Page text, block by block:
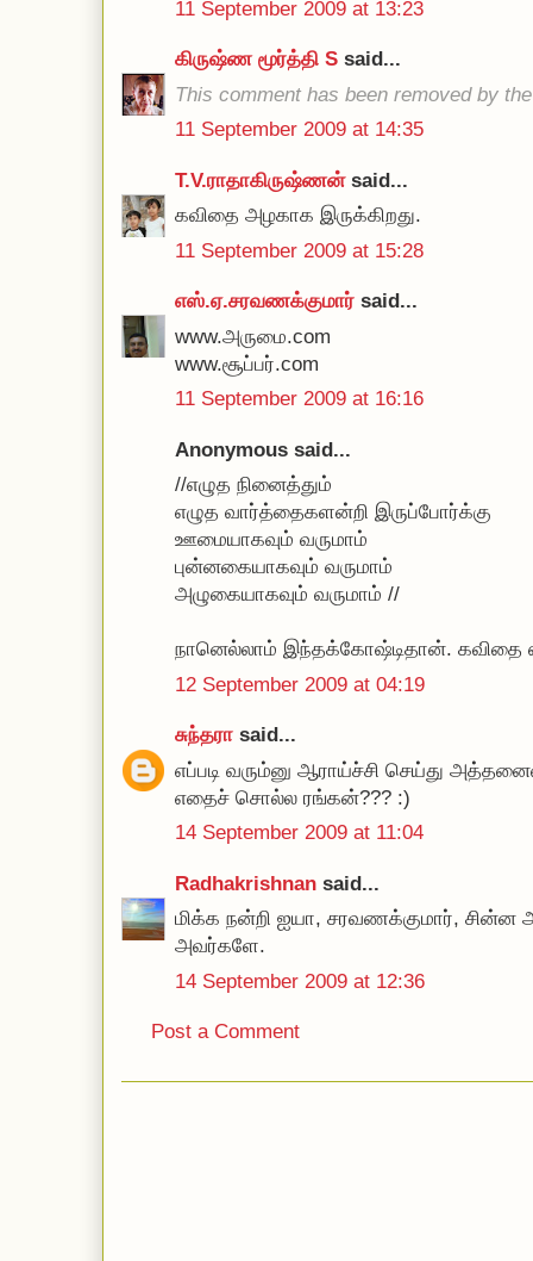
11 September 2009 at 13:23
கிருஷ்ண மூர்த்தி S said...
This comment has been removed by
11 September 2009 at 14:35
T.V.ராதாகிருஷ்ணன்said...
கவிதை அழகாக இருக்கிறது.
11 September 2009 at 15:28
எஸ்.ஏ.சரவணக்குமார் said...
www.அருமை.com
www.சூப்பர்.com
11 September 2009 at 16:16
Anonymous said...
//எழுத நினைத்தும்
எழுத வார்த்தைகளன்றி இருப்போர்க்கு
ஊமையாகவும் வருமாம்
புன்னகையாகவும் வருமாம்
அழுகையாகவும் வருமாம் //
நானெல்லாம் இந்தக்கோஷ்டிதான். கவிதை
12 September 2009 at 04:19
சுந்தரா said...
எப்படி வரும்னு ஆராய்ச்சி செய்து
எதைச் சொல்ல ரங்கன்??? :)
14 September 2009 at 11:04
Radhakrishnan said...
மிக்க நன்றி ஐயா, சரவணக்குமார், சின்ன
அவர்களே.
14 September 2009 at 12:36
Post a Comment